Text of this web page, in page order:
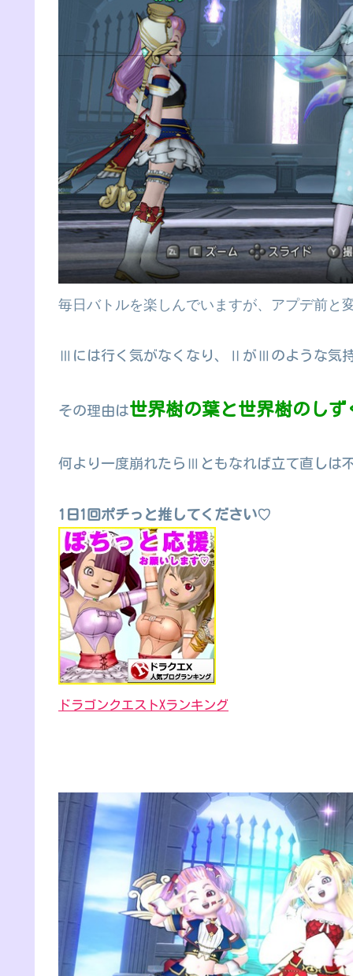
毎日バトルを楽しんでいますが、アプデ前と
Ⅲには行く気がなくなり、ⅡがⅢのような気
その理由は世界樹の葉と世界樹のしず
何より一度崩れたらⅢともなれば立て直しは
1日1回ポチっと推してください♡
ドラゴンクエストXランキング